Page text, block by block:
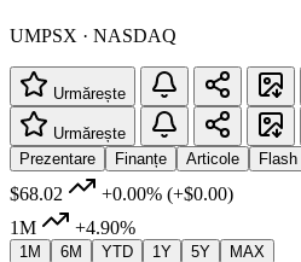
UMPSX · NASDAQ
Urmărește
Urmărește
Prezentare
Finanțe Articole
$68.02 +0.00% (+$0.00)
1M
+4.90%
1M 6M YTD 1Y 5Y MAX